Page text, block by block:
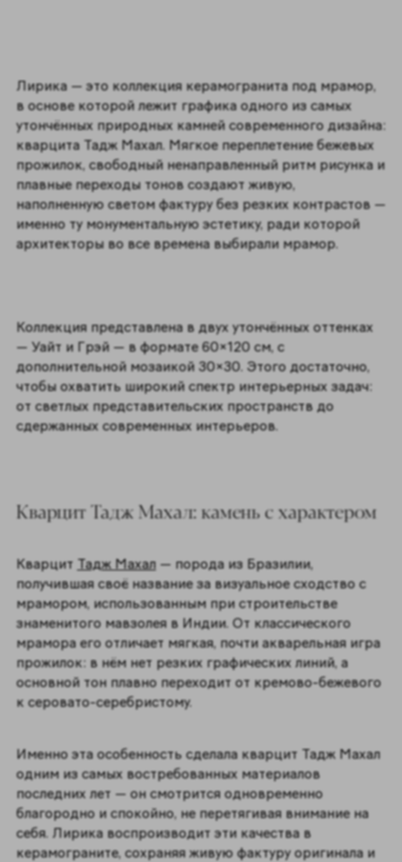
Лирика — это коллекция керамогранита под мрамор,
в основе которой лежит графика одного из самых
утончённых природных камней современного дизайна:
кварцита Тадж Махал. Мягкое переплетение бежевых
прожилок, свободный ненаправленный ритм рисунка и
плавные переходы тонов создают живую,
наполненную светом фактуру без резких контрастов —
именно ту монументальную эстетику, ради которой
архитекторы во все времена выбирали мрамор.
Коллекция представлена в двух утончённых оттенках
— Уайт и Грэй — в формате 60×120 см, с
дополнительной мозаикой 30×30. Этого достаточно,
чтобы охватить широкий спектр интерьерных задач:
от светлых представительских пространств до
сдержанных современных интерьеров.
Кварцит Тадж Махал: камень с характером
Кварцит Тадж Махал— порода из Бразилии,
получившая своё название за визуальное сходство с
мрамором, использованным при строительстве
знаменитого мавзолея в Индии. От классического
мрамора его отличает мягкая, почти акварельная игра
прожилок: в нём нет резких графических линий, а
основной тон плавно переходит от кремово-бежевого
к серовато-серебристому.
Именно эта особенность сделала кварцит Тадж Махал
одним из самых востребованных материалов
последних лет — он смотрится одновременно
благородно и спокойно, не перетягивая внимание на
себя. Лирика воспроизводит эти качества в
керамограните, сохраняя живую фактуру оригинала и